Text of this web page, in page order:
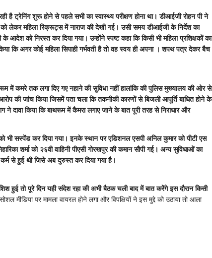
है ट्रेनिंग शुरू होने से पहले सभी का स्वास्थ्य परीक्षण होना था। डीआईजी रोहन पी ने
को लेकर महिला रिक्रूट्स में नाराज की देखी गई। उसी समय डीआईजी के निर्देश का
को निरस्त कर दिया गया। उन्होंने स्पष्ट कहा कि किसी भी महिला प्रशिक्षकों का
कि अगर कोई महिला सिपाही गर्भवती है तो वह स्वय ही अपना । शपथ पत्र देकर बैच
में कमरे तक लगा दिए गए नहाने की सुविधा नहीं हालांकि की पुलिस मुख्यालय की ओर से
आरोप की जांच किया जिसमें पता चला कि तकनीकी कारणों से बिजली आपूर्ति बाधित होने के
दावा किया कि बाथरूम में कैमरा लगाए जाने के बात पूरी तरह से निराधार और
भी सस्पेंड कर दिया गया। इनके स्थान पर एडिशनल एसपी अनिल कुमार को पीटी एस
शर्मा को २६वी वाहिनी पीएसी गोरखपुर की कमान सौपी गई। अन्य सुविधाओं का
कर्म से हुई थी जिसे अब दुरुस्त कर दिया गया है।
हुई तो पूरे दिन यही संदेश रहा की अभी बैठक चली बाद में बात करेंगे इस दौरान किसी
मीडिया पर मामला वायरल होने लगा और विपक्षियों ने इस मुद्दे को उठाया तो आला